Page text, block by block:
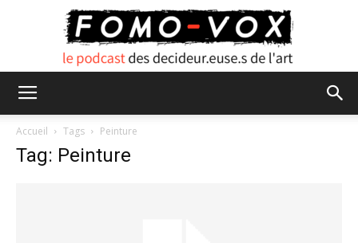
Accueil Tags Peinture
Tag: Peinture